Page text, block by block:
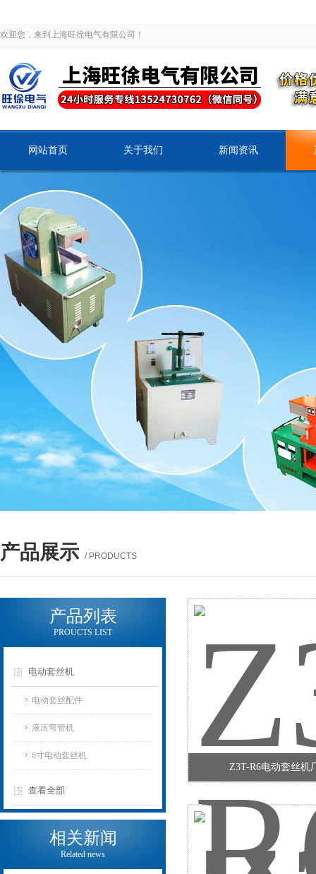
欢迎您，来到上海旺徐电气有限公司！
网站首页 关于我们 新闻资讯
产品展示 / PRODUCTS
产品列表
PROUCTS LIST
电动套丝机
电动套丝配件
液压弯管机
6寸电动套丝机
查看全部
相关新闻
Related news
Z3T-R6电动套丝机